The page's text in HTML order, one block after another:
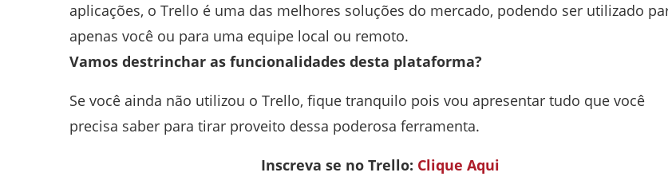
aplicações, o Trello é uma das melhores soluções do mercado, podendo ser utilizado
apenas você ou para uma equipe local ou remoto.
Vamos destrinchar as funcionalidades desta plataforma?
Se você ainda não utilizou o Trello, fique tranquilo pois vou apresentar tudo que você
precisa saber para tirar proveito dessa poderosa ferramenta.
Inscreva se no Trello: Clique Aqui